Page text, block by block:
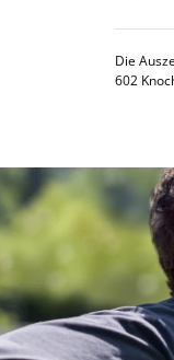
Die
602